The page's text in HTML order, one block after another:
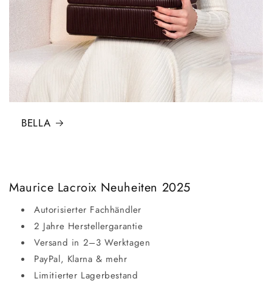
BELLA
Maurice Lacroix Neuheiten 2025
Autorisierter Fachhändler
2 Jahre Herstellergarantie
Versand in 2–3 Werktagen
PayPal, Klarna & mehr
Limitierter Lagerbestand